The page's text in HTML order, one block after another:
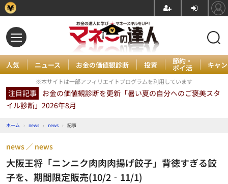
人気 ニュース お金の価値観診断 投資 節約・
ポイ活 キャ
※本サイトは一部アフィリエイトプログラムを利用しています
注目記事 お金の価値観診断を更新「暑い夏の自分へのご褒美スタ
イル診断」2026年8月
ホーム › news › news › 記事
大阪王将「ニンニク肉肉肉揚げ餃子」背徳すぎる餃
子を、期間限定販売(10/2‐11/1)
news news